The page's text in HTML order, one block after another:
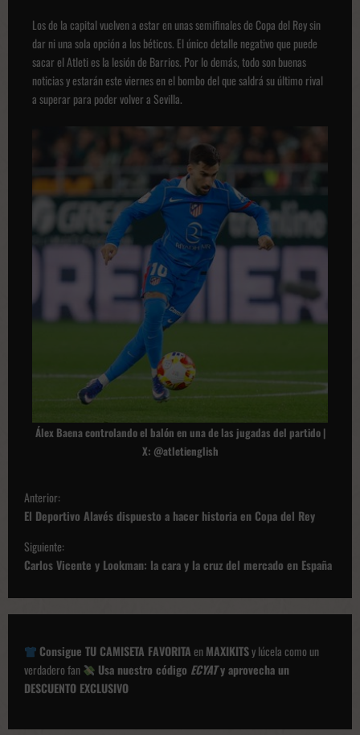
Los de la capital vuelven a estar en unas semifinales de Copa del Rey sin
dar ni una sola opción a los béticos. El único detalle negativo que puede
sacar el Atleti es la lesión de Barrios. Por lo demás, todo son buenas
noticias y estarán este viernes en el bombo del que saldrá su último rival
a superar para poder volver a Sevilla.
Álex Baena controlando el balón en una de las jugadas del partido |
X: @atletienglish
N
a
v
e
a
i
ó
Anterior:
El Deportivo Alavés dispuesto a hacer historia en Copa del Rey
Siguiente:
Carlos Vicente y Lookman: la cara y la cruz del mercado en España
Consigue TU CAMISETA FAVORITAenMAXIKITSy lúcela como un
verdadero fan
Usa nuestro código ECYATy aprovecha un
DESCUENTO EXCLUSIVO